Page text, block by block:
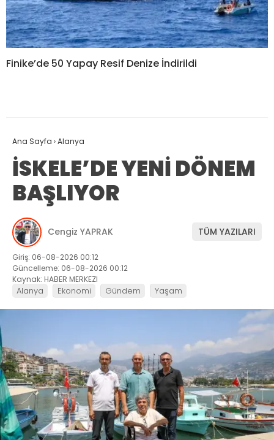
Finike’de 50 Yapay Resif Denize İndirildi
Ana Sayfa ›Alanya
İSKELE’DE YENİ DÖNEM
BAŞLIYOR
Cengiz YAPRAK TÜM YAZILARI
Giriş: 06-08-2026 00:12
Güncelleme: 06-08-2026 00:12
Kaynak: HABER MERKEZI
Alanya Ekonomi Gündem Yaşam